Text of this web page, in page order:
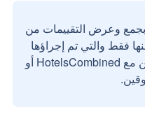
وعرض التقييمات من
فقط والتي تم إجراؤها
بواسطة مستخدمين حقيقيين مع HotelsCombined أو